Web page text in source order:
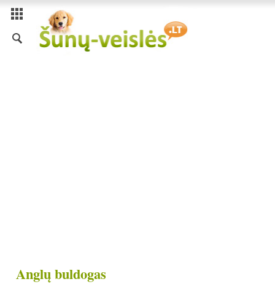
Anglų buldogas